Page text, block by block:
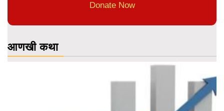
Donate Now
आणखी कथा